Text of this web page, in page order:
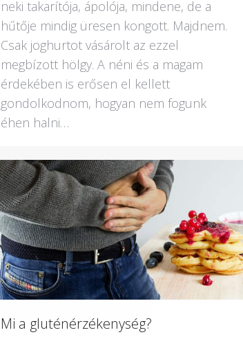
neki takarítója, ápolója, mindene, de a
hűtője mindig üresen kongott. Majdnem.
Csak joghurtot vásárolt az ezzel
megbízott hölgy. A néni és a magam
érdekében is erősen el kellett
gondolkodnom, hogyan nem fogunk
éhen halni…
Mi a gluténérzékenység?